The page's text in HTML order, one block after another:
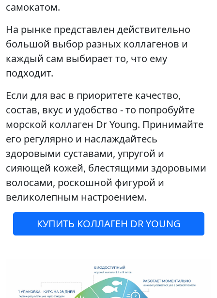
самокатом.
На рынке представлен действительно
большой выбор разных коллагенов и
каждый сам выбирает то, что ему
подходит.
Если для вас в приоритете качество,
состав, вкус и удобство - то попробуйте
морской коллаген Dr Young. Принимайте
его регулярно и наслаждайтесь
здоровыми суставами, упругой и
сияющей кожей, блестящими здоровыми
волосами, роскошной фигурой и
великолепным настроением.
КУПИТЬ КОЛЛАГЕН DR YOUNG